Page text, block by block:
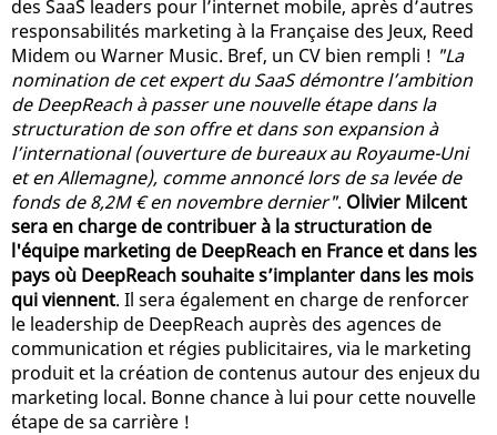
des SaaS leaders pour l’internet mobile, après d’autres
responsabilités marketing à la Française des Jeux, Reed
Midem ou Warner Music. Bref, un CV bien rempli ! "La
nomination de cet expert du SaaS démontre l’ambition
de DeepReach à passer une nouvelle étape dans la
structuration de son offre et dans son expansion à
l’international (ouverture de bureaux au Royaume-Uni
et en Allemagne), comme annoncé lors de sa levée de
fonds de 8,2M € en novembre dernier". Olivier Milcent
sera en charge de contribuer à la structuration de
l'équipe marketing de DeepReach en France et dans les
pays où DeepReach souhaite s’implanter dans les mois
qui viennent. Il sera également en charge de renforcer
le leadership de DeepReach auprès des agences de
communication et régies publicitaires, via le marketing
produit et la création de contenus autour des enjeux du
marketing local. Bonne chance à lui pour cette nouvelle
étape de sa carrière !